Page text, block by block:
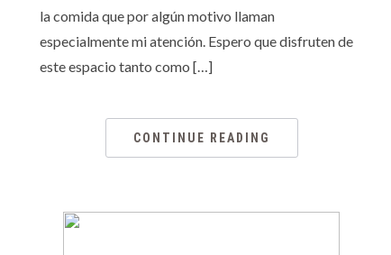
la comida que por algún motivo llaman
especialmente mi atención. Espero que disfruten de
este espacio tanto como […]
CONTINUE READING